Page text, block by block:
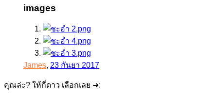
images
James, 23 กันยา 2017
คุณล่ะ? ให้กี่ดาว เลือกเลย ➜: